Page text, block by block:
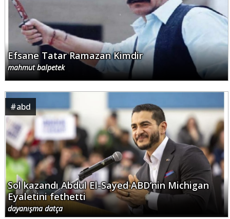
Efsane Tatar Ramazan Kimdir
mahmut balpetek
#abd
Sol kazandı Abdul El-Sayed ABD’nin Michigan
Eyaletini fethetti
dayanışma datça